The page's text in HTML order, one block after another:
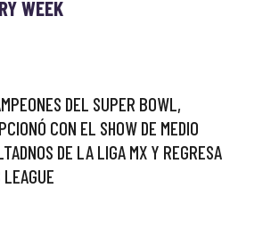
WEEK
DEL SUPER BOWL,
CON EL SHOW DE MEDIO
DE LA LIGA MX Y REGRESA